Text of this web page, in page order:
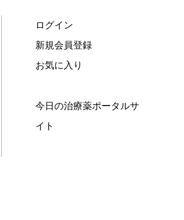
ログイン
新規会員登録
お気に入り
今日の治療薬ポータルサ
イト